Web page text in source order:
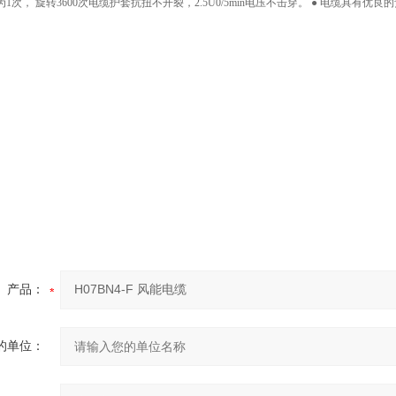
1次， 旋转3600次电缆护套抗扭不开裂，2.5U0/5min电压不击穿。 ● 电缆具有优良的
产品：
单位：